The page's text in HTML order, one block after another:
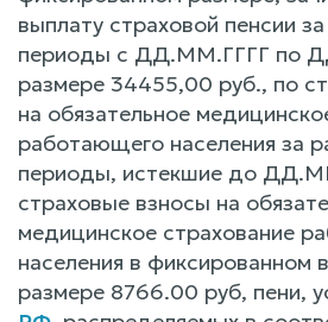
выплату страховой пенсии
периоды с ДД.ММ.ГГГГ по
размере 34455,00 руб., по
на обязательное
работающего населения за
периоды, истекшие до
страховые взносы на
медицинское страхование
населения в фиксированном
размере 8766.00 руб, пени,